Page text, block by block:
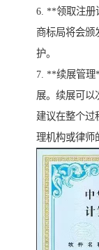
6. **领取注册
商标局将会颁
护。
7. **续展管理
展。续展可以
建议在整个过
理机构或律师